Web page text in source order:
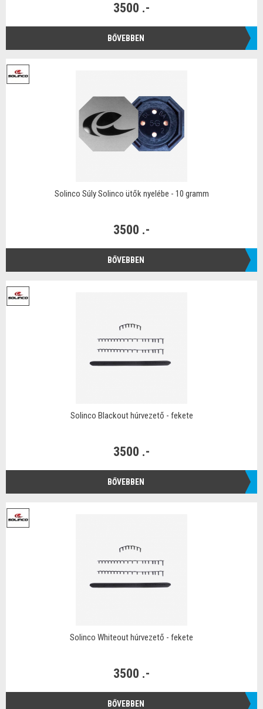
3500 .-
BŐVEBBEN
Solinco Súly Solinco ütők nyelébe - 10 gramm
3500 .-
BŐVEBBEN
Solinco Blackout húrvezető - fekete
3500 .-
BŐVEBBEN
Solinco Whiteout húrvezető - fekete
3500 .-
BŐVEBBEN